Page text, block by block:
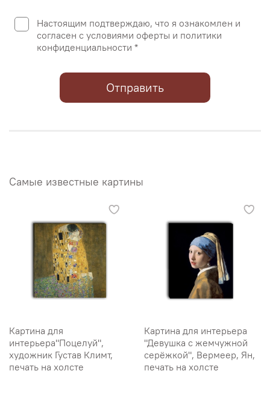
Настоящим подтверждаю, что я ознакомлен и
согласен с условиями оферты и политики
конфиденциальности *
Отправить
Самые известные картины
Картина для
интерьера"Поцелуй",
художник Густав Климт,
печать на холсте
Картина для интерьера
"Девушка с жемчужной
серёжкой", Вермеер, Ян,
печать на холсте